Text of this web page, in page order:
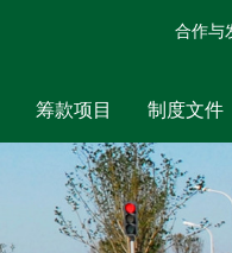
合作与
筹款项目 制度文件